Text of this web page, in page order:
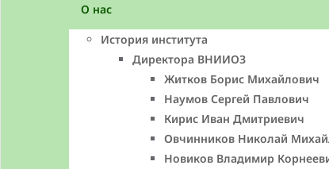
О нас
История института
Директора ВНИИОЗ
Житков Борис Михайлович
Наумов Сергей Павлович
Кирис Иван Дмитриевич
Овчинников Николай
Новиков Владимир